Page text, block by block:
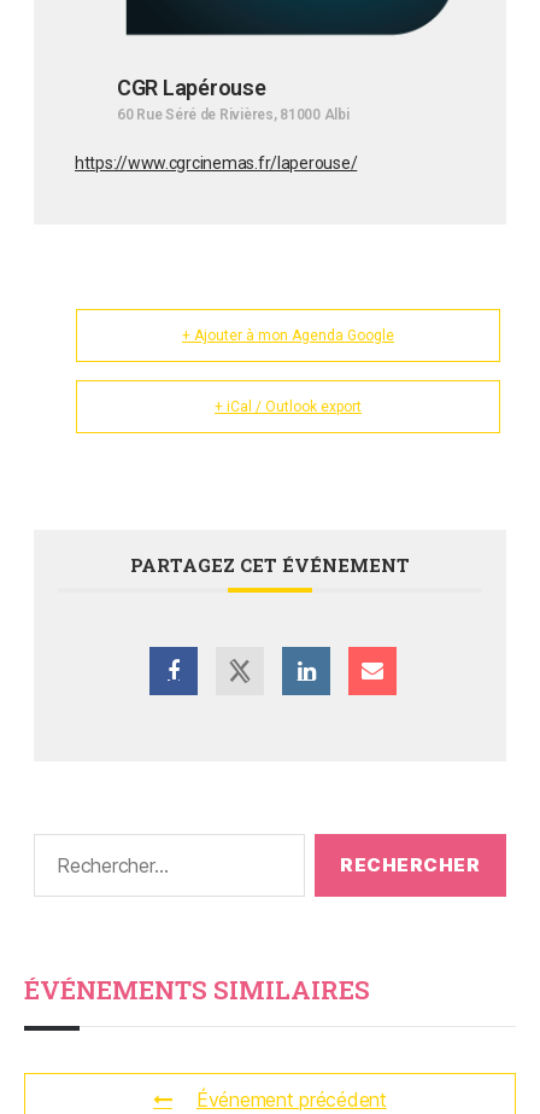
CGR Lapérouse
60 Rue Séré de Rivières, 81000 Albi
https://www.cgrcinemas.fr/laperouse/
+ Ajouter à mon Agenda Google
+ iCal / Outlook export
PARTAGEZ CET ÉVÉNEMENT
ÉVÉNEMENTS SIMILAIRES
Événement précédent